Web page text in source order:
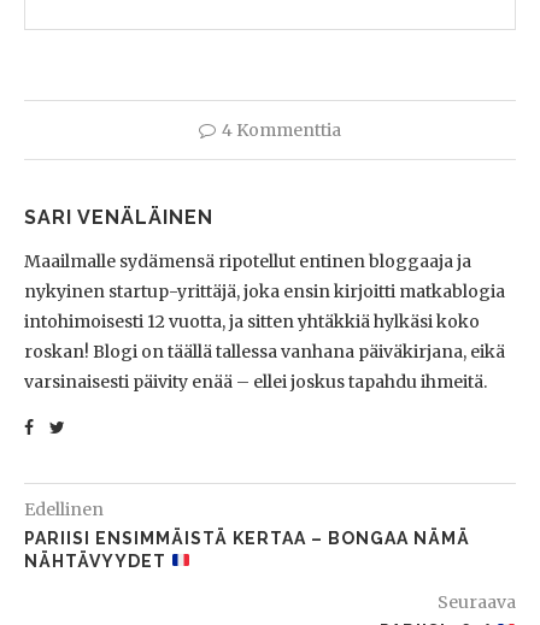
4 Kommenttia
SARI VENÄLÄINEN
Maailmalle sydämensä ripotellut entinen bloggaaja ja
nykyinen startup-yrittäjä, joka ensin kirjoitti matkablogia
intohimoisesti 12 vuotta, ja sitten yhtäkkiä hylkäsi koko
roskan! Blogi on täällä tallessa vanhana päiväkirjana, eikä
varsinaisesti päivity enää – ellei joskus tapahdu ihmeitä.
Edellinen
PARIISI ENSIMMÄISTÄ KERTAA – BONGAA NÄMÄ
NÄHTÄVYYDET
Seuraava